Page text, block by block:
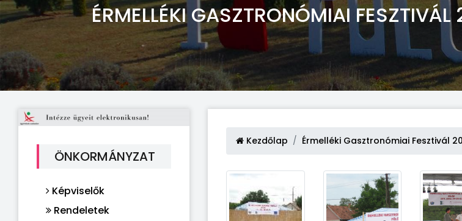
ÉRMELLÉKI GASZTRONÓMIAI
ÖNKORMÁNYZAT
Képviselők
Rendeletek
Kezdőlap Érmelléki Gasztronómiai Fesztivál